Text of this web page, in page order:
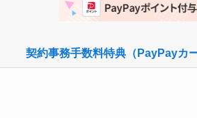
契約事務手数料特典（PayPayカ